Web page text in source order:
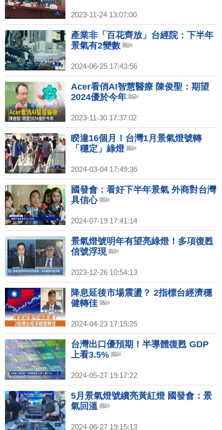
2023-11-24 13:07:00
產業非「百花齊放」台經院：下半年
景氣有2變數
2024-06-25 17:43:56
Acer看俏AI智慧醫療 陳俊聖：期望
2024優於今年
2023-11-30 17:37:02
睽違16個月！台灣1月景氣燈號轉
「穩定」綠燈
2024-03-04 17:49:36
國發會：看好下半年景氣 外商對台灣
具信心
2024-07-19 17:41:14
景氣燈號明年有望亮綠燈！多項復甦
信號浮現
2023-12-26 10:54:13
降息延後市場震盪？ 2指標台經濟穩
健轉佳
2024-04-23 17:15:25
台灣出口優預期！半導體復甦 GDP
上看3.5%
2024-05-27 19:17:22
5月景氣燈號續亮黃紅燈 國發會：景
氣回溫
2024-06-27 19:15:13